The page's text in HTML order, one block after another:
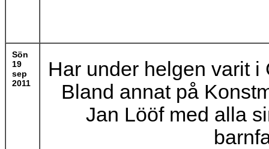
Sön
19
sep
2011
Har under helgen varit i
Bland annat på
Jan Lööf med alla